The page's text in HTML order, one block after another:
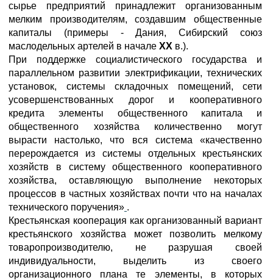
сырье предприятий принадлежит организованным
мелким производителям, создавшим общественные
капиталы (примеры - Дания, Сибирский союз
маслодельных артелей в начале XX в.).
При поддержке социалистического государства и
параллельном развитии электрификации, технических
установок, системы складочных помещений, сети
усовершенствованных дорог и кооперативного
кредита элементы общественного капитала и
общественного хозяйства количественно могут
вырасти настолько, что вся система «качественно
перерождается из системы отдельных крестьянских
хозяйств в систему общественного кооперативного
хозяйства, оставляющую выполнение некоторых
процессов в частных хозяйствах почти что на началах
технического поручения» .
Крестьянская кооперация как организованный вариант
крестьянского хозяйства может позволить мелкому
товаропроизводителю, не разрушая своей
индивидуальности, выделить из своего
организационного плана те элементы, в которых